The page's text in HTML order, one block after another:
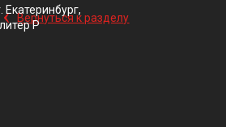
‹ Вернуться к разделу
Екатеринбург,
Р